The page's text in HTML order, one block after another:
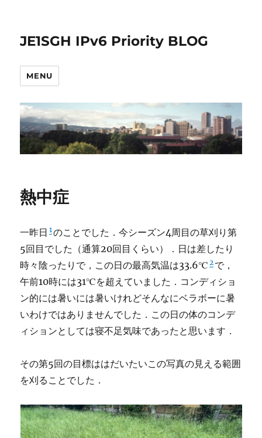
JE1SGH IPv6 Priority BLOG
MENU
熱中症
一昨日 1のことでした．今シーズン4周目の草刈り第
5回目でした（通算20回目くらい）．日は差したり
時々陰ったりで，この日の最高気温は33.6℃ 2 で，
午前10時には31℃を超えていました．コンディショ
ン的には暑いには暑いけれどそんなにベラボーに暑
いわけではありませんでした．この日の体のコンデ
ィションとしては寝不足気味であったと思います．
その第5回の目標ははだいたいこの写真の見える範囲
を刈ることでした．